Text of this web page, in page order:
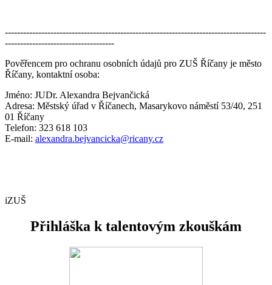
--------------------------------------------------------------------------------------
------------------------------------
Pověřencem pro ochranu osobních údajů pro ZUŠ Říčany je město
Říčany, kontaktní osoba:
Jméno: JUDr. Alexandra Bejvančická
Adresa: Městský úřad v Říčanech, Masarykovo náměstí 53/40, 251
01 Říčany
Telefon: 323 618 103
E-mail: alexandra.bejvancicka@ricany.cz
iZUŠ
Přihláška k talentovým zkouškám